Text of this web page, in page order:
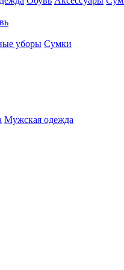
уборы Сумки
Мужская одежда